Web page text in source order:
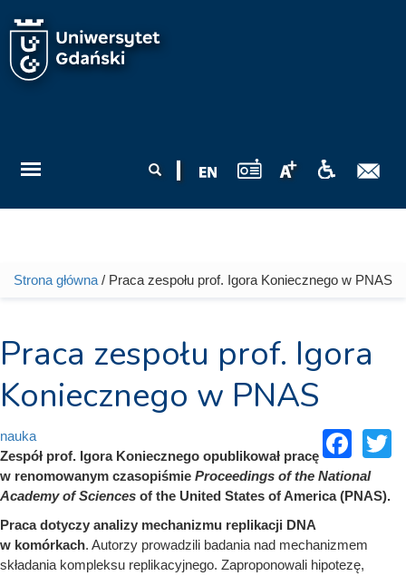
wyszukiwania
Jesteś tutaj
Strona główna / Praca zespołu prof. Igora Koniecznego w PNAS
Praca zespołu prof. Igora
Koniecznego w PNAS
nauka
Zespół prof. Igora Koniecznego opublikował pracę
w renomowanym czasopiśmie Proceedings of the National
Academy of Sciences of the United States of America (PNAS).
Praca dotyczy analizy mechanizmu replikacji DNA
w komórkach. Autorzy prowadzili badania nad mechanizmem
składania kompleksu replikacyjnego. Zaproponowali hipotezę,